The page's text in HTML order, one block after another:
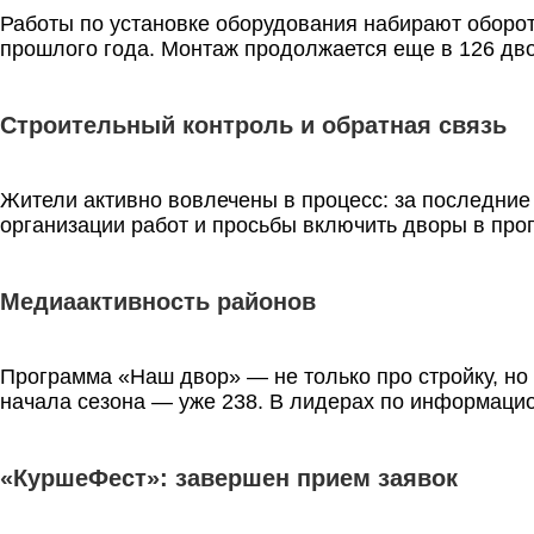
Работы по установке оборудования набирают
прошлого года. Монтаж продолжается еще в 126
Строительный контроль и обратная связь
Жители активно вовлечены в процесс: за
организации работ и просьбы включить дворы в
Медиаактивность районов
Программа «Наш двор» — не только про стройку,
начала сезона — уже 238. В лидерах по
«КуршеФест»: завершен прием заявок